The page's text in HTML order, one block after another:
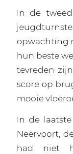
In de
opwachting
hun beste
tevreden
score op
mooie
In de
Neervoort,
had niet